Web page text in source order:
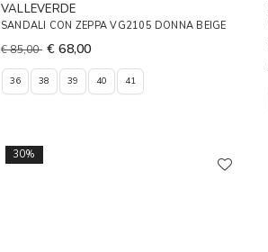
VALLEVERDE
SANDALI CON ZEPPA VG2105 DONNA BEIGE
€ 85,00 € 68,00
36 38 39 40 41
30%